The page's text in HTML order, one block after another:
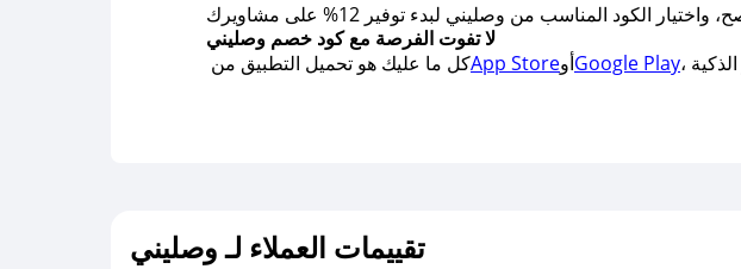
لا تفوت الفرصة مع كود خصم وصليني
كل ما عليك هو تحميل التطبيق منApp StoreأوGoogle Play
تقييمات العملاء لـ وصليني